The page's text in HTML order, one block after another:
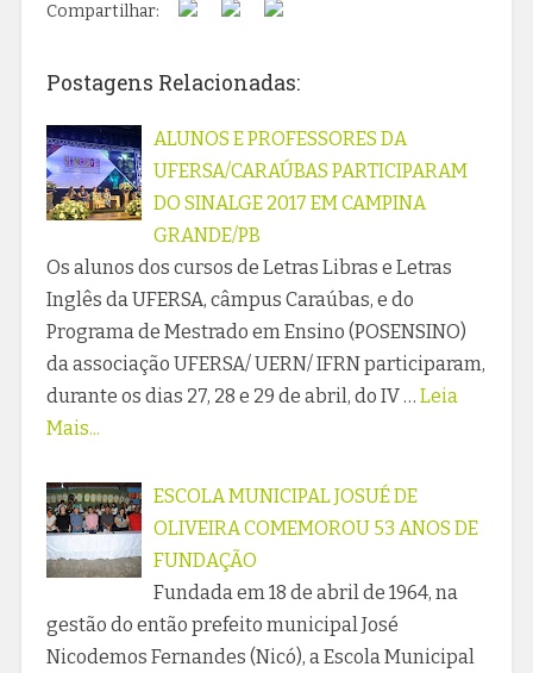
Compartilhar:
Postagens Relacionadas:
ALUNOS E PROFESSORES DA
UFERSA/CARAÚBAS PARTICIPARAM
DO SINALGE 2017 EM CAMPINA
GRANDE/PB
Os alunos dos cursos de Letras Libras e Letras
Inglês da UFERSA, câmpus Caraúbas, e do
Programa de Mestrado em Ensino (POSENSINO)
da associação UFERSA/ UERN/ IFRN participaram,
durante os dias 27, 28 e 29 de abril, do IV … Leia
Mais...
ESCOLA MUNICIPAL JOSUÉ DE
OLIVEIRA COMEMOROU 53 ANOS DE
FUNDAÇÃO
Fundada em 18 de abril de 1964, na
gestão do então prefeito municipal José
Nicodemos Fernandes (Nicó), a Escola Municipal